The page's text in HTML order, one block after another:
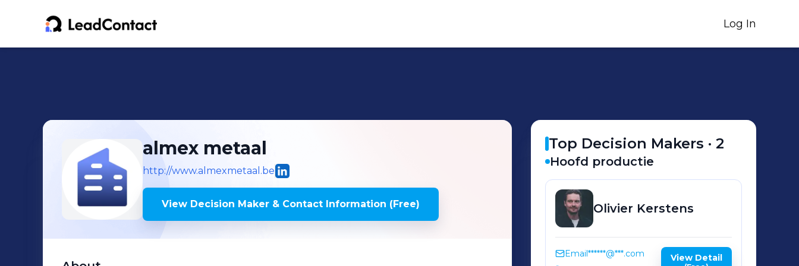
Log In
almex metaal
http://www.almexmetaal.be
View Decision Maker & Contact Information (Free)
Top Decision Makers ·2
Hoofd productie
Olivier Kerstens
Email******@***.com
View Detail